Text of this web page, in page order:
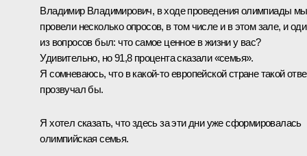
Владимир Владимирович, в ходе проведения олимпиады мы
провели несколько опросов, в том числе и в этом зале, и
из вопросов был: что самое ценное в жизни у вас?
Удивительно, но 91,8 процента сказали «семья».
Я сомневаюсь, что в какой-то европейской стране такой
прозвучал бы.
Я хотел сказать, что здесь за эти дни уже сформировалась
олимпийская семья.